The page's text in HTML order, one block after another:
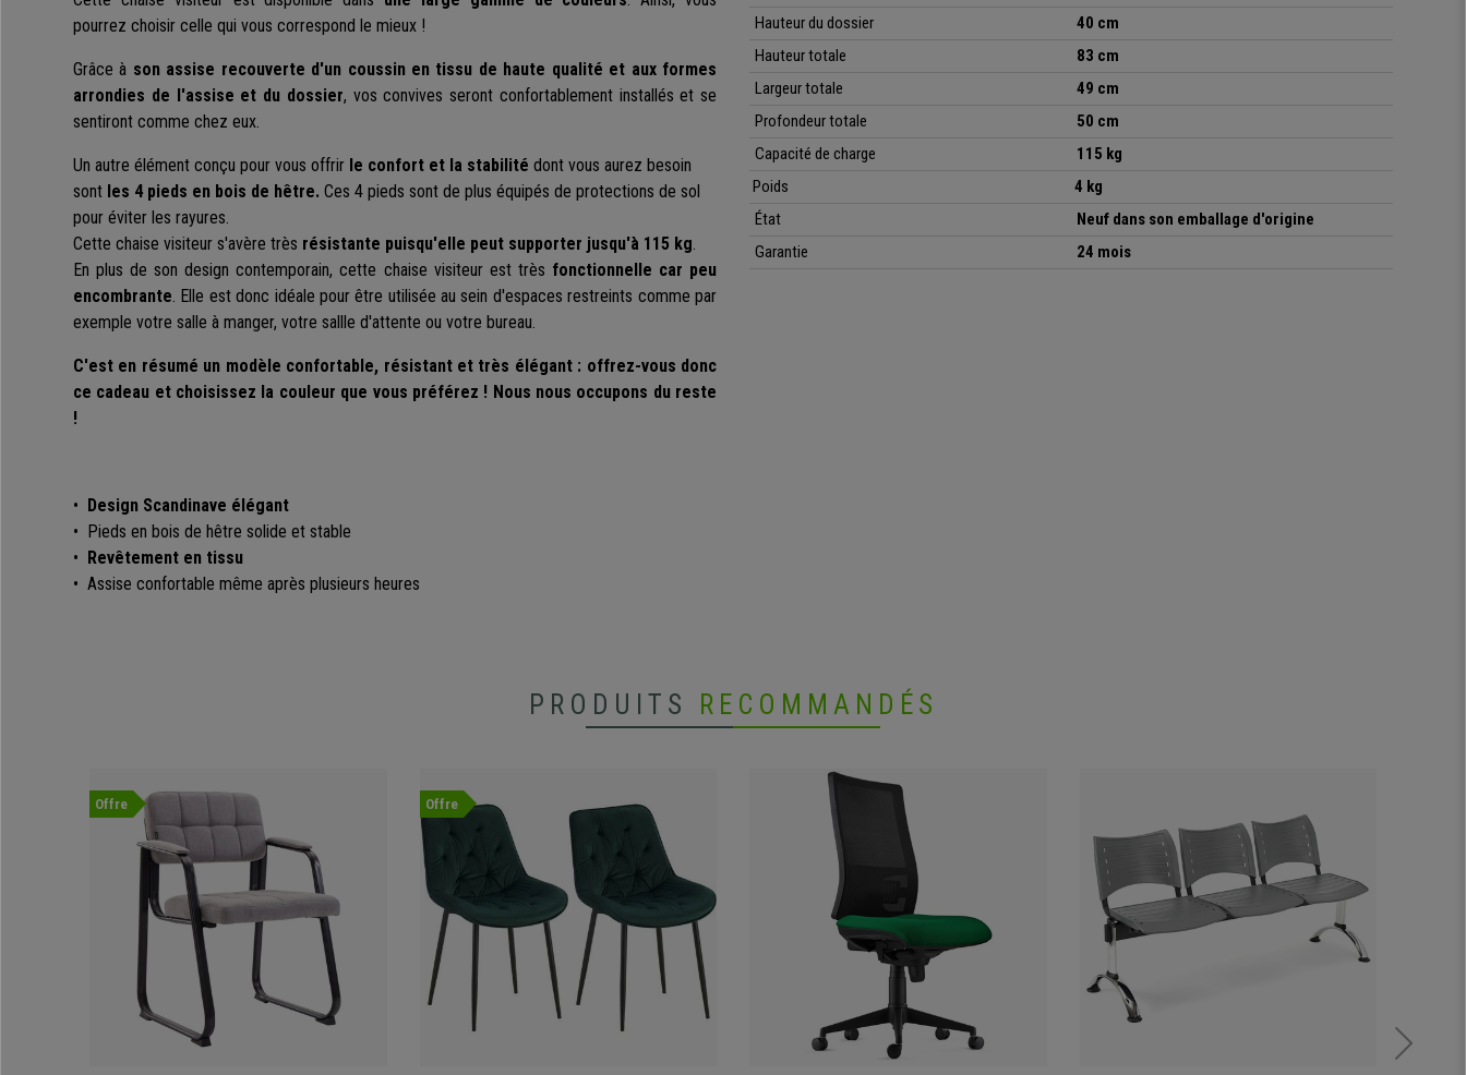
pourrez choisir celle qui vous correspond le mieux !
Grâce à son assise recouverte d'un coussin en tissu de haute qualité et aux formes
arrondies de l'assise et du dossier, vos convives seront confortablement installés et se
sentiront comme chez eux.
Un autre élément conçu pour vous offrir le confort et la stabilité dont vous aurez besoin
sont les 4 pieds en bois de hêtre. Ces 4 pieds sont de plus équipés de protections de sol
pour éviter les rayures.
Cette chaise visiteur s'avère très résistante puisqu'elle peut supporter jusqu'à 115 kg.
En plus de son design contemporain, cette chaise visiteur est très fonctionnelle car peu
encombrante. Elle est donc idéale pour être utilisée au sein d'espaces restreints comme par
exemple votre salle à manger, votre sallle d'attente ou votre bureau.
C'est en résumé un modèle confortable, résistant et très élégant : offrez-vous donc
ce cadeau et choisissez la couleur que vous préférez ! Nous nous occupons du reste
!
• Design Scandinave élégant
• Pieds en bois de hêtre solide et stable
• Revêtement en tissu
• Assise confortable même après plusieurs heures
Hauteur du dossier
40 cm
Hauteur totale
83 cm
Largeur totale
49 cm
Profondeur totale
50 cm
Capacité de charge
115 kg
Poids
4 kg
État
Neuf dans son emballage d'origine
Garantie
24 mois
PRODUITS RECOMMANDÉS
Offre Offre